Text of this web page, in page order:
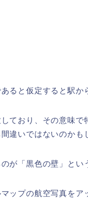
ると仮定すると駅か
ており、その意味で
違いではないのかも
が「黒色の壁」とい
ップの航空写真をア